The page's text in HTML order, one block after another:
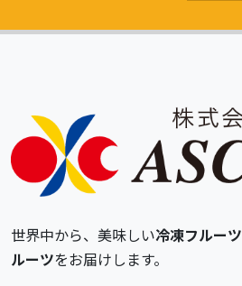
世界中から、美味しい冷凍フルーツ
ルーツをお届けします。